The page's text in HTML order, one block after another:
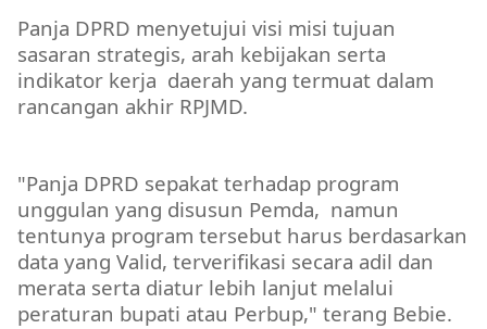
Panja DPRD menyetujui visi misi tujuan
sasaran strategis, arah kebijakan serta
indikator kerja daerah yang termuat dalam
rancangan akhir RPJMD.
"Panja DPRD sepakat terhadap program
unggulan yang disusun Pemda, namun
tentunya program tersebut harus berdasarkan
data yang Valid, terverifikasi secara adil dan
merata serta diatur lebih lanjut melalui
peraturan bupati atau Perbup," terang Bebie.